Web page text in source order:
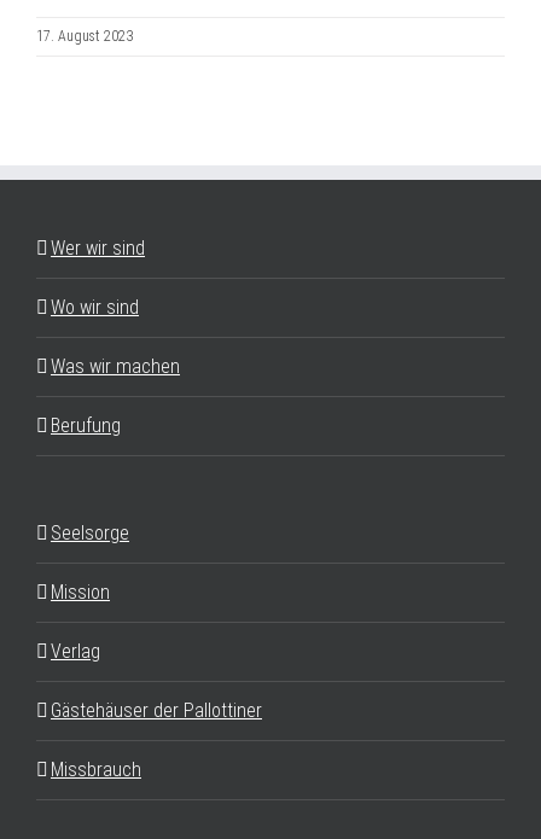
17. August 2023
Wer wir sind
Wo wir sind
Was wir machen
Berufung
Seelsorge
Mission
Verlag
Gästehäuser der Pallottiner
Missbrauch